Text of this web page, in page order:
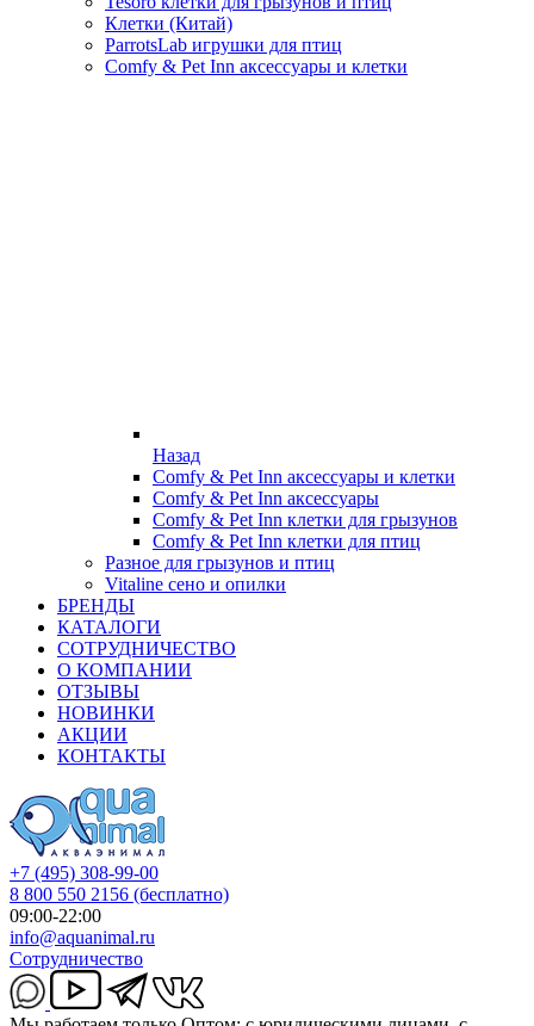
Клетки (Китай)
ParrotsLab игрушки для птиц
Comfy & Pet Inn аксессуары и клетки
Назад
Comfy & Pet Inn аксессуары и клетки
Comfy & Pet Inn аксессуары
Comfy & Pet Inn клетки для грызунов
Comfy & Pet Inn клетки для птиц
Разное для грызунов и птиц
Vitaline сено и опилки
БРЕНДЫ
КАТАЛОГИ
СОТРУДНИЧЕСТВО
О КОМПАНИИ
ОТЗЫВЫ
НОВИНКИ
АКЦИИ
КОНТАКТЫ
+7 (495) 308-99-00
8 800 550 2156 (бесплатно)
09:00-22:00
info@aquanimal.ru
Сотрудничество